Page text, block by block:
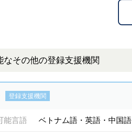
なその他の登録支援機関
登録支援機関
能言語 ベトナム語・英語・中国語